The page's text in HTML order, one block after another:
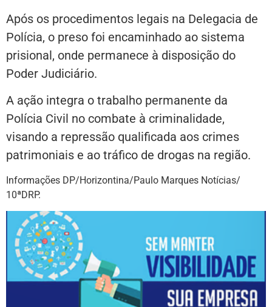
Após os procedimentos legais na Delegacia de
Polícia, o preso foi encaminhado ao sistema
prisional, onde permanece à disposição do
Poder Judiciário.
A ação integra o trabalho permanente da
Polícia Civil no combate à criminalidade,
visando a repressão qualificada aos crimes
patrimoniais e ao tráfico de drogas na região.
Informações DP/Horizontina/Paulo Marques Notícias/
10ªDRP.